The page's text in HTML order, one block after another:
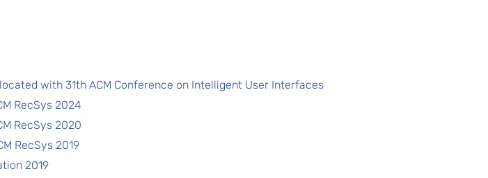
with 31th ACM Conference on Intelligent User Interfaces
RecSys 2024
RecSys 2020
RecSys 2019
2019